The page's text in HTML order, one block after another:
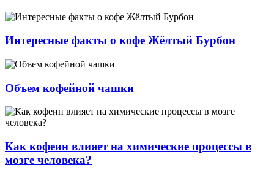
Интересные факты о кофе Жёлтый Бурбон
Объем кофейной чашки
Как кофеин влияет на химические процессы в
мозге человека?